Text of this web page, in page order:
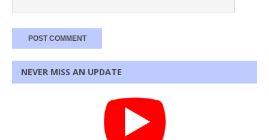
NEVER MISS AN UPDATE